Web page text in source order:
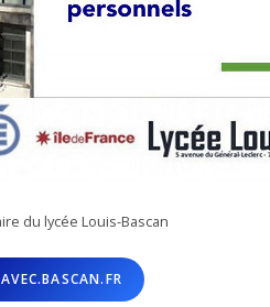
du lycée Louis-Bascan